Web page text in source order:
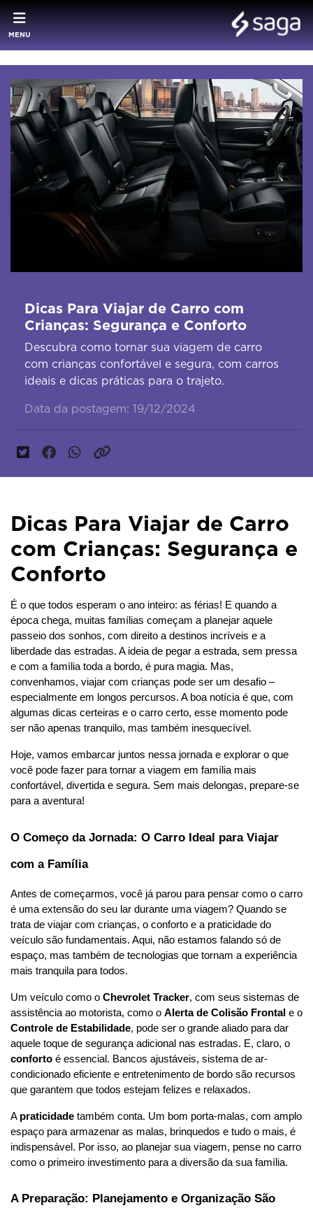
MENU
Dicas Para Viajar de Carro com
Crianças: Segurança e Conforto
Descubra como tornar sua viagem de carro
com crianças confortável e segura, com carros
ideais e dicas práticas para o trajeto.
Data da postagem: 19/12/2024
Dicas Para Viajar de Carro
com Crianças: Segurança e
Conforto
É o que todos esperam o ano inteiro: as férias! E quando a
época chega, muitas famílias começam a planejar aquele
passeio dos sonhos, com direito a destinos incríveis e a
liberdade das estradas. A ideia de pegar a estrada, sem pressa
e com a família toda a bordo, é pura magia. Mas,
convenhamos, viajar com crianças pode ser um desafio –
especialmente em longos percursos. A boa notícia é que, com
algumas dicas certeiras e o carro certo, esse momento pode
ser não apenas tranquilo, mas também inesquecível.
Hoje, vamos embarcar juntos nessa jornada e explorar o que
você pode fazer para tornar a viagem em família mais
confortável, divertida e segura. Sem mais delongas, prepare-se
para a aventura!
O Começo da Jornada: O Carro Ideal para Viajar
com a Família
Antes de começarmos, você já parou para pensar como o carro
é uma extensão do seu lar durante uma viagem? Quando se
trata de viajar com crianças, o conforto e a praticidade do
veículo são fundamentais. Aqui, não estamos falando só de
espaço, mas também de tecnologias que tornam a experiência
mais tranquila para todos.
Um veículo como o Chevrolet Tracker, com seus sistemas de
assistência ao motorista, como o Alerta de Colisão Frontal
Controle de Estabilidade, pode ser o grande aliado para dar
conforto é essencial. Bancos ajustáveis, sistema de ar-
condicionado eficiente e entretenimento de bordo são recursos
que garantem que todos estejam felizes e relaxados.
A praticidade também conta. Um bom porta-malas, com amplo
espaço para armazenar as malas, brinquedos e tudo o mais, é
indispensável. Por isso, ao planejar sua viagem, pense no carro
como o primeiro investimento para a diversão da sua família.
A Preparação: Planejamento e Organização São